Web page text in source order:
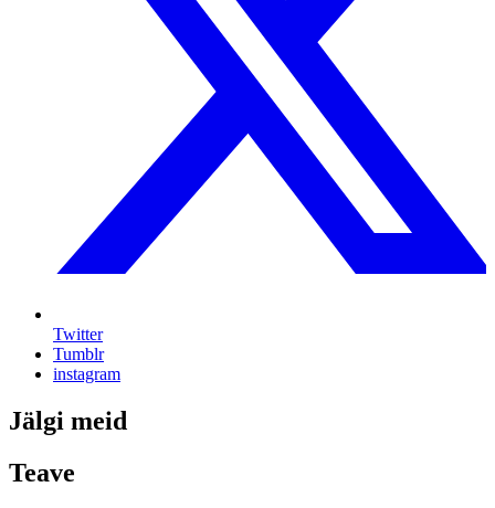
Twitter
Tumblr
instagram
Jälgi meid
Teave